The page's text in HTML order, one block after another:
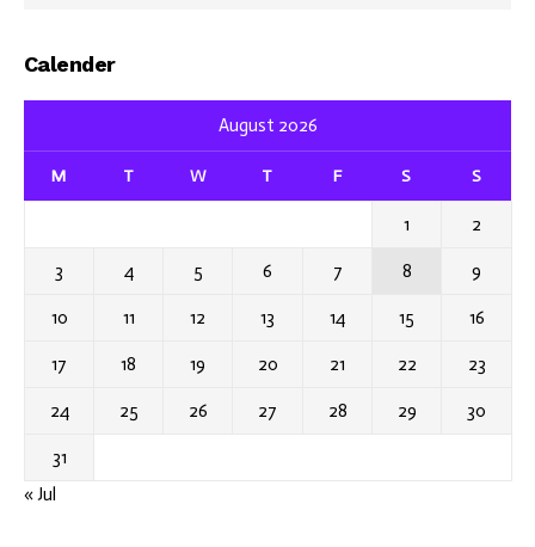
Calender
August 2026
M T W T F S S
1 2
3 4 5 6 7 8 9
10 11 12 13 14 15 16
17 18 19 20 21 22 23
24 25 26 27 28 29 30
31
« Jul